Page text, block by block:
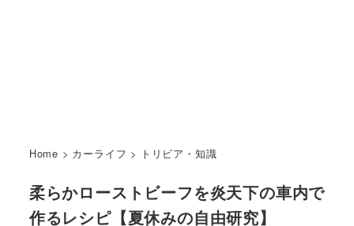
Home > カーライフ > トリビア・知識
柔らかローストビーフを炎天下の車内で
作るレシピ【夏休みの自由研究】